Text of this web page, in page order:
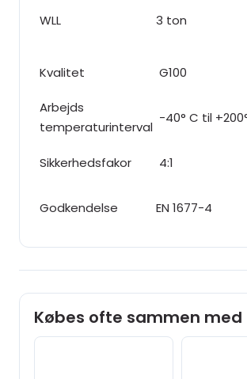
WLL 3 ton
Kvalitet G100
Arbejds
temperaturinterval
-40° C til
Sikkerhedsfakor 4:1
Godkendelse EN 1677-4
Købes ofte sammen med